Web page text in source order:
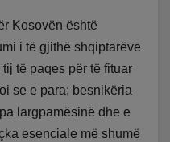
Kosovën është
i të gjithë shqiptarëve
tij të paqes për të fituar
se e para; besnikëria
largpamësinë dhe e
esenciale më shumë